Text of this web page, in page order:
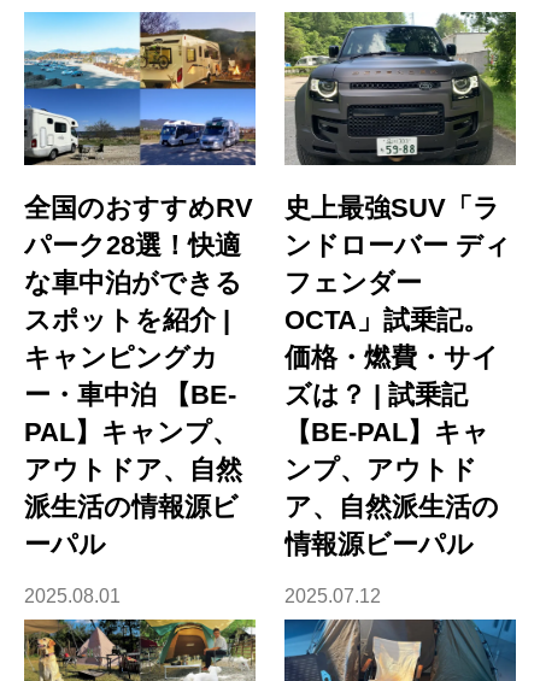
全国のおすすめRV
パーク28選！快適
な車中泊ができる
スポットを紹介 |
キャンピングカ
ー・車中泊 【BE-
PAL】キャンプ、
アウトドア、自然
派生活の情報源ビ
ーパル
2025.08.01
史上最強SUV「ラ
ンドローバー ディ
フェンダー
OCTA」試乗記。
価格・燃費・サイ
ズは？ | 試乗記
【BE-PAL】キャ
ンプ、アウトド
ア、自然派生活の
情報源ビーパル
2025.07.12